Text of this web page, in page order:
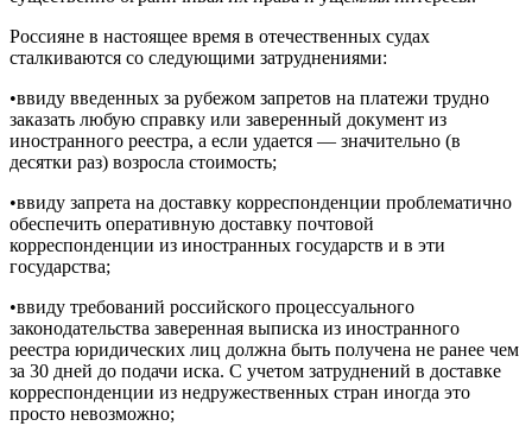
Россияне в настоящее время в отечественных судах
сталкиваются со следующими затруднениями:
•ввиду введенных за рубежом запретов на платежи трудно
заказать любую справку или заверенный документ из
иностранного реестра, а если удается — значительно (в
десятки раз) возросла стоимость;
•ввиду запрета на доставку корреспонденции проблематично
обеспечить оперативную доставку почтовой
корреспонденции из иностранных государств и в эти
государства;
•ввиду требований российского процессуального
законодательства заверенная выписка из иностранного
реестра юридических лиц должна быть получена не ранее чем
за 30 дней до подачи иска. С учетом затруднений в доставке
корреспонденции из недружественных стран иногда это
просто невозможно;